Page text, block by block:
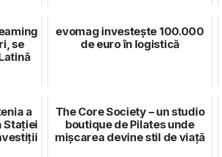
se
evomag investește 100.000
de euro în logistică
a
Stației
The Core Society – un studio
boutique de Pilates unde
mișcarea devine stil de viață